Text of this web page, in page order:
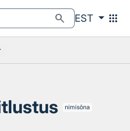
search EST apps
nimisõna